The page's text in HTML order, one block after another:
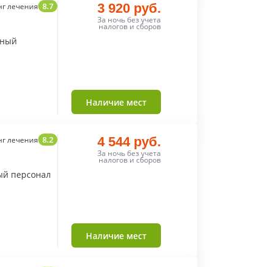
лечения 8.7 3 920 руб.
За ночь без учета
налогов и сборов
Наличие мест
лечения 8.2
персонал
4 544 руб.
За ночь без учета
налогов и сборов
Наличие мест